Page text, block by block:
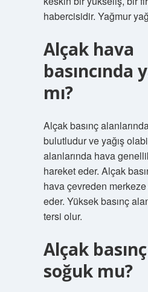
habercisidir. Yağmur
Alçak hava
basıncında
mı?
Alçak basınç
bulutludur ve yağış
alanlarında hava
hareket eder. Alçak
hava çevreden
eder. Yüksek basınç
tersi olur.
Alçak
soğuk mu?